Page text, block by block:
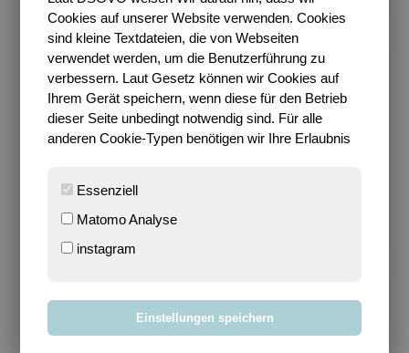
SARI
Frau Mondgras – Das bin ich, Sari. Gerne auch als
Sari Mondgras bekannt und im Internet zu finden. 2-
Fach-Mutter, Heldenehefrau, Kreativling,
Glück. Ich komme aus Berlin, bin hier aufgewachsen
13 KOMMENTARE
Cookies auf unserer Website verwenden. Cookies
sind kleine Textdateien, die von Webseiten
verwendet werden, um die Benutzerführung zu
verbessern. Laut Gesetz können wir Cookies auf
Ihrem Gerät speichern, wenn diese für den Betrieb
dieser Seite unbedingt notwendig sind. Für alle
anderen Cookie-Typen benötigen wir Ihre Erlaubnis
Essenziell
Matomo Analyse
instagram
Einstellungen speichern